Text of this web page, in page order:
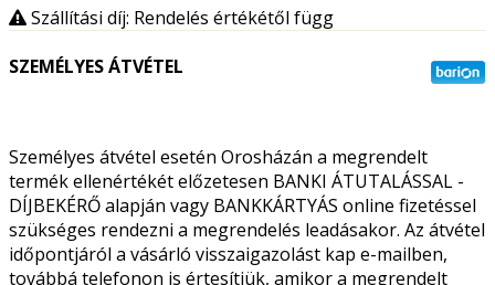
Szállítási díj: Rendelés értékétől függ
SZEMÉLYES ÁTVÉTEL
Személyes átvétel esetén Orosházán a megrendelt
termék ellenértékét előzetesen BANKI ÁTUTALÁSSAL -
DÍJBEKÉRŐ alapján vagy BANKKÁRTYÁS online fizetéssel
szükséges rendezni a megrendelés leadásakor. Az átvétel
időpontjáról a vásárló visszaigazolást kap e-mailben,
továbbá telefonon is értesítjük, amikor a megrendelt